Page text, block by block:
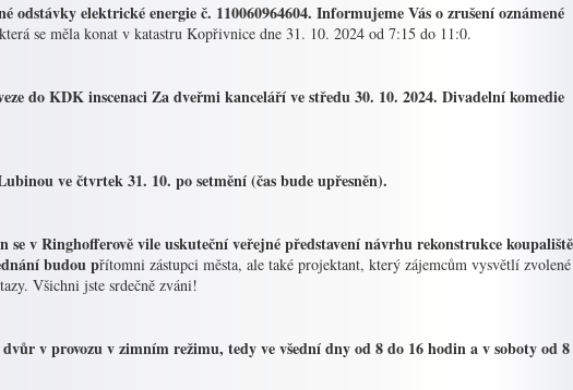
odstávky elektrické energie č. 110060964604. Informujeme Vás o zrušení oznámené
se měla konat v katastru Kopřivnice dne 31. 10. 2024 od 7:15 do 11:0.
do KDK inscenaci Za dveřmi kanceláří ve středu 30. 10. 2024. Divadelní komedie
ve čtvrtek 31. 10. po setmění (čas bude upřesněn).
se v Ringhofferově vile uskuteční veřejné představení návrhu rekonstrukce
budou přítomni zástupci města, ale také projektant, který zájemcům vysvětlí zvolené
Všichni jste srdečně zváni!
v provozu v zimním režimu, tedy ve všední dny od 8 do 16 hodin a v soboty od